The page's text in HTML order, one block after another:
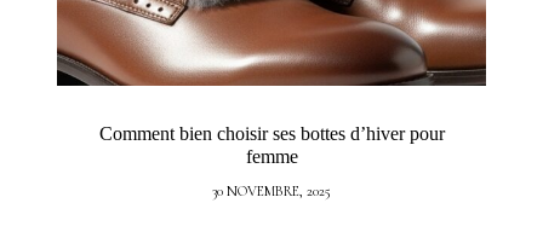
Comment bien choisir ses bottes d’hiver pour
femme
30 NOVEMBRE, 2025